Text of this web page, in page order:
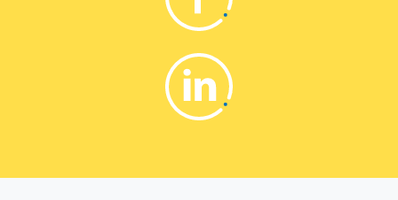
Linkedin